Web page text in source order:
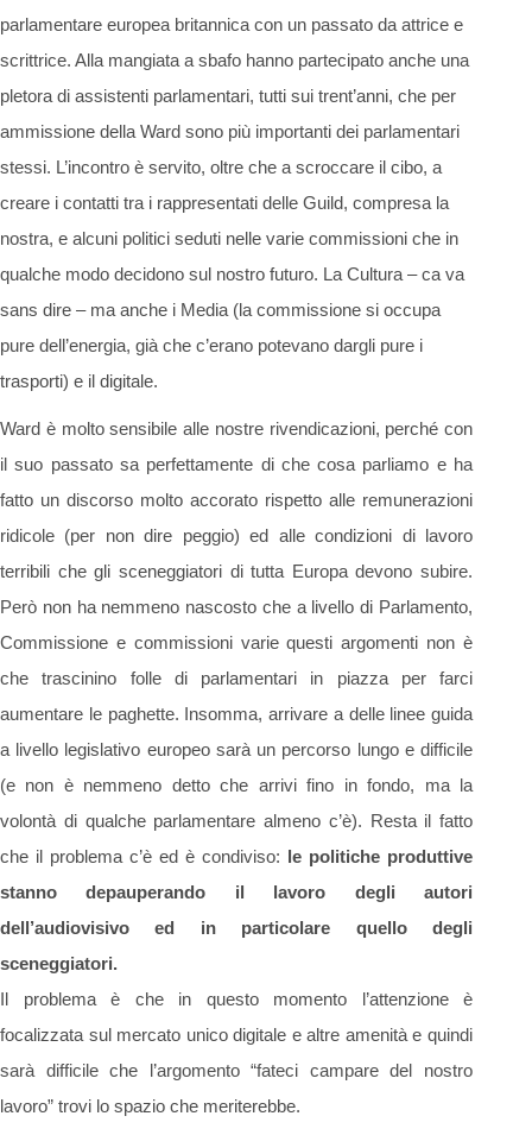
parlamentare europea britannica con un passato da attrice e
scrittrice. Alla mangiata a sbafo hanno partecipato anche una
pletora di assistenti parlamentari, tutti sui trent’anni, che per
ammissione della Ward sono più importanti dei parlamentari
stessi. L’incontro è servito, oltre che a scroccare il cibo, a
creare i contatti tra i rappresentati delle Guild, compresa la
nostra, e alcuni politici seduti nelle varie commissioni che in
qualche modo decidono sul nostro futuro. La Cultura – ca va
sans dire – ma anche i Media (la commissione si occupa
pure dell’energia, già che c’erano potevano dargli pure i
trasporti) e il digitale.
Ward è molto sensibile alle nostre rivendicazioni, perché con
il suo passato sa perfettamente di che cosa parliamo e ha
fatto un discorso molto accorato rispetto alle remunerazioni
ridicole (per non dire peggio) ed alle condizioni di lavoro
terribili che gli sceneggiatori di tutta Europa devono subire.
Però non ha nemmeno nascosto che a livello di Parlamento,
Commissione e commissioni varie questi argomenti non è
che trascinino folle di parlamentari in piazza per farci
aumentare le paghette. Insomma, arrivare a delle linee guida
a livello legislativo europeo sarà un percorso lungo e difficile
(e non è nemmeno detto che arrivi fino in fondo, ma la
volontà di qualche parlamentare almeno c’è). Resta il fatto
che il problema c’è ed è condiviso: le politiche produttive
stanno depauperando il lavoro degli autori
dell’audiovisivo ed in particolare quello degli
sceneggiatori.
Il problema è che in questo momento l’attenzione è
focalizzata sul mercato unico digitale e altre amenità e quindi
sarà difficile che l’argomento “fateci campare del nostro
lavoro” trovi lo spazio che meriterebbe.